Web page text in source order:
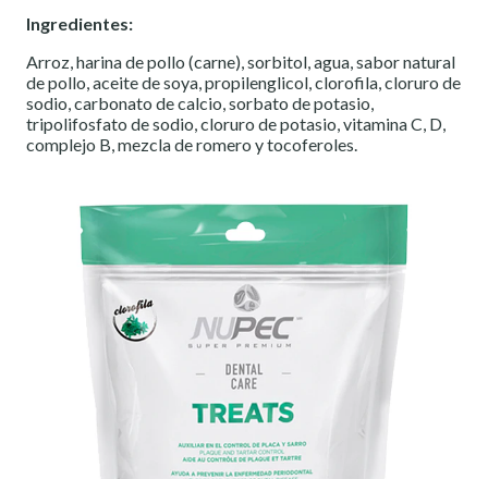
Ingredientes:
Arroz, harina de pollo (carne), sorbitol, agua, sabor natural
de pollo, aceite de soya, propilenglicol, clorofila, cloruro de
sodio, carbonato de calcio, sorbato de potasio,
tripolifosfato de sodio, cloruro de potasio, vitamina C, D,
complejo B, mezcla de romero y tocoferoles.